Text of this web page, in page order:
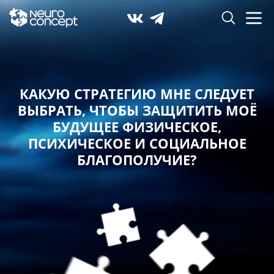
КАКУЮ СТРАТЕГИЮ МНЕ СЛЕДУЕТ
ВЫБРАТЬ,ЧТОБЫ ЗАЩИТИТЬ МОЁ
БУДУЩЕЕ ФИЗИЧЕСКОЕ,
ПСИХИЧЕСКОЕ И СОЦИАЛЬНОЕ
БЛАГОПОЛУЧИЕ?